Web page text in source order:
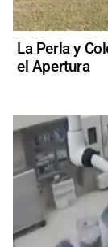
La Perla y
el Apertura